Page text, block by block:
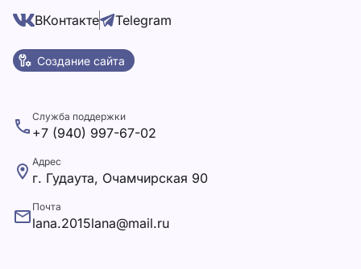
ВКонтакте Telegram
Создание сайта
Служба поддержки
+7 (940) 997-67-02
Адрес
г. Гудаута, Очамчирская 90
Почта
lana.2015lana@mail.ru